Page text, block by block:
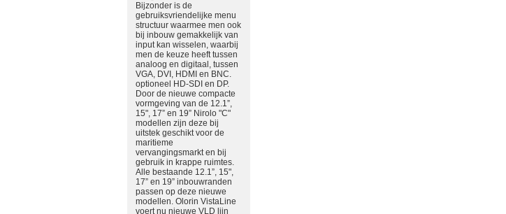
Bijzonder is de
gebruiksvriendelijke menu
structuur waarmee men ook
bij inbouw gemakkelijk van
input kan wisselen, waarbij
men de keuze heeft tussen
analoog en digitaal, tussen
VGA, DVI, HDMI en BNC.
optioneel HD-SDI en DP.
Door de nieuwe compacte
vormgeving van de 12.1”,
15", 17” en 19” Nirolo "C"
modellen zijn deze bij
uitstek geschikt voor de
maritieme
vervangingsmarkt en bij
gebruik in krappe ruimtes.
Alle bestaande 12.1”, 15",
17” en 19” inbouwranden
passen op deze nieuwe
modellen. Olorin VistaLine
voert nu nieuwe VLD lijn